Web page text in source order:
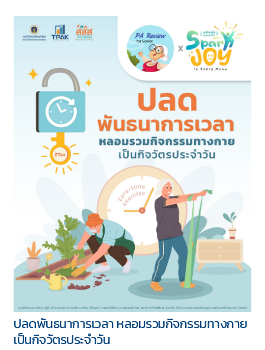
ปลดพันธนาการเวลา หลอมรวมกิจกรรมทางกาย
เป็นกิจวัตรประจำวัน